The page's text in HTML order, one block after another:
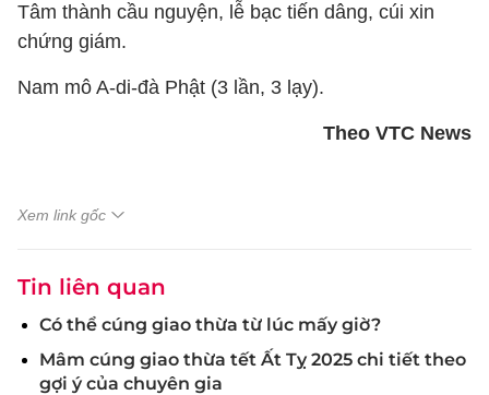
Tâm thành cầu nguyện, lễ bạc tiến dâng, cúi xin
chứng giám.
Nam mô A-di-đà Phật (3 lần, 3 lạy).
Theo VTC News
Xem link gốc
Tin liên quan
Có thể cúng giao thừa từ lúc mấy giờ?
Mâm cúng giao thừa tết Ất Tỵ 2025 chi tiết theo
gợi ý của chuyên gia